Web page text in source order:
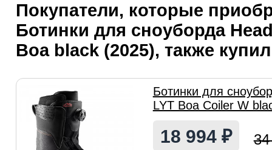
Покупатели, которые
Ботинки для сноуборда
Boa black (2025), также
Ботинки для
LYT Boa Coiler W
18 994 ₽